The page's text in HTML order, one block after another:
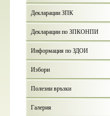
Декларации ЗПК
Декларации по ЗПКОНПИ
Информация по ЗДОИ
Избори
Полезни връзки
Галерия